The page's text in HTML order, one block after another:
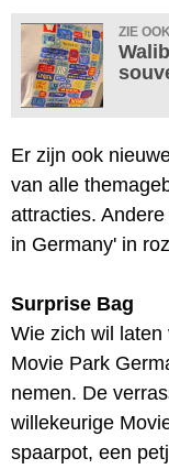
ZIE OOK
Er zijn ook
van alle
attracties.
in Germany' in
Surprise Bag
Wie zich wil
Movie Park
nemen. De
willekeurige
spaarpot, een